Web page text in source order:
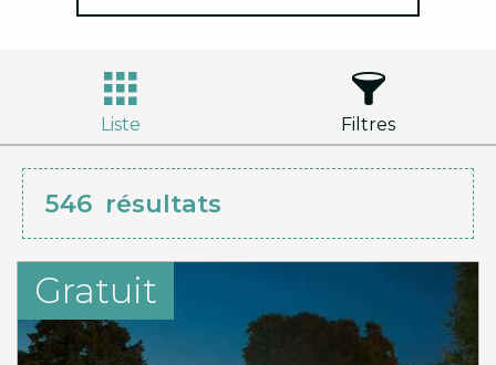
Liste Filtres
546 résultats
Gratuit